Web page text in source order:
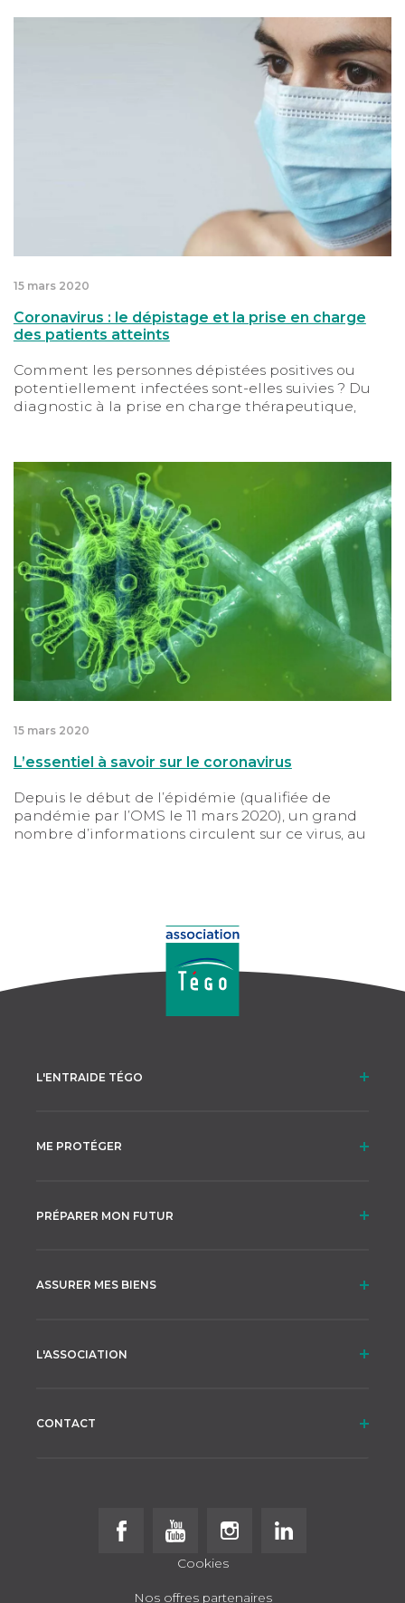
Coronavirus : le dépistage et la prise en charge des
15 mars 2020
Coronavirus : le dépistage et la prise en charge
des patients atteints
Comment les personnes dépistées positives ou
potentiellement infectées sont-elles suivies ? Du
diagnostic à la prise en charge thérapeutique,
L’essentiel à savoir sur le coronavirus
15 mars 2020
L’essentiel à savoir sur le coronavirus
Depuis le début de l’épidémie (qualifiée de
pandémie par l’OMS le 11 mars 2020), un grand
nombre d’informations circulent sur ce virus, au
L'ENTRAIDE TÉGO
ME PROTÉGER
PRÉPARER MON FUTUR
ASSURER MES BIENS
L'ASSOCIATION
CONTACT
Cookies
Nos offres partenaires
Follow us on Facebook
Follow us on Youtube
Follow us on Instagram
Follow us on